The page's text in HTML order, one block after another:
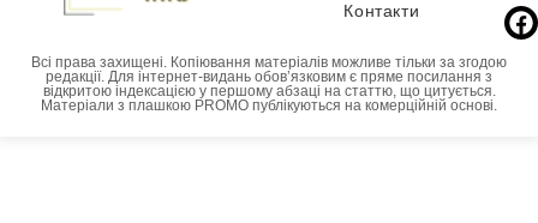
Контакти
Всі права захищені. Копіювання матеріалів можливе тільки за згодою
редакції. Для інтернет-видань обовʼязковим є пряме посилання з
відкритою індексацією у першому абзаці на статтю, що цитується.
Матеріали з плашкою PROMO публікуються на комерційній основі.